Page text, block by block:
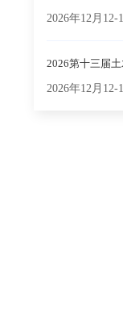
2026年12月12-
2026第十三届
2026年12月12-